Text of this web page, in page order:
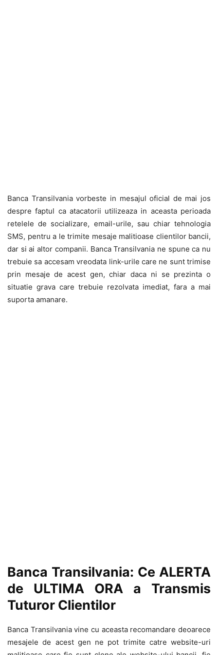
Banca Transilvania vorbeste in mesajul oficial de mai jos
despre faptul ca atacatorii utilizeaza in aceasta perioada
retelele de socializare, email-urile, sau chiar tehnologia
SMS, pentru a le trimite mesaje malitioase clientilor bancii,
dar si ai altor companii. Banca Transilvania ne spune ca nu
trebuie sa accesam vreodata link-urile care ne sunt trimise
prin mesaje de acest gen, chiar daca ni se prezinta o
situatie grava care trebuie rezolvata imediat, fara a mai
suporta amanare.
Banca Transilvania: Ce ALERTA
de ULTIMA ORA a Transmis
Tuturor Clientilor
Banca Transilvania vine cu aceasta recomandare deoarece
mesajele de acest gen ne pot trimite catre website-uri